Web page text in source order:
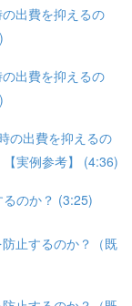
出費を抑えるの
出費を抑えるの
の出費を抑えるの
実例参考】 (4:36)
のか？ (3:25)
止するのか？（既